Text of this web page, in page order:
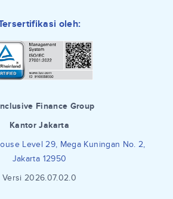
oleh:
Finance Group
Kantor Jakarta
Level 29, Mega Kuningan No. 2,
Jakarta 12950
Versi 2026.07.02.0